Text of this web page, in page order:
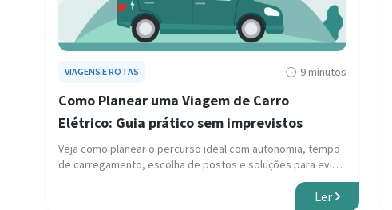
VIAGENS E ROTAS 9 minutos
Como Planear uma Viagem de Carro
Elétrico: Guia prático sem imprevistos
Veja como planear o percurso ideal com autonomia, tempo
de carregamento, escolha de postos e soluções para evitar
Ler